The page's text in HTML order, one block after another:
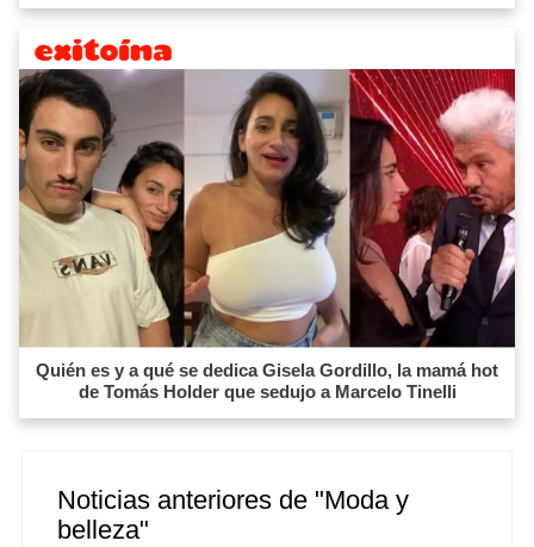
Quién es y a qué se dedica Gisela Gordillo, la mamá hot
de Tomás Holder que sedujo a Marcelo Tinelli
Noticias anteriores de "Moda y
belleza"